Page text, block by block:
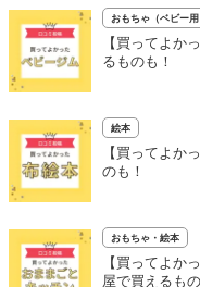
おもちゃ（ベビー用
【買ってよか
るものも！
絵本
【買ってよか
のも！
おもちゃ・絵本
【買ってよか
屋で買えるもの